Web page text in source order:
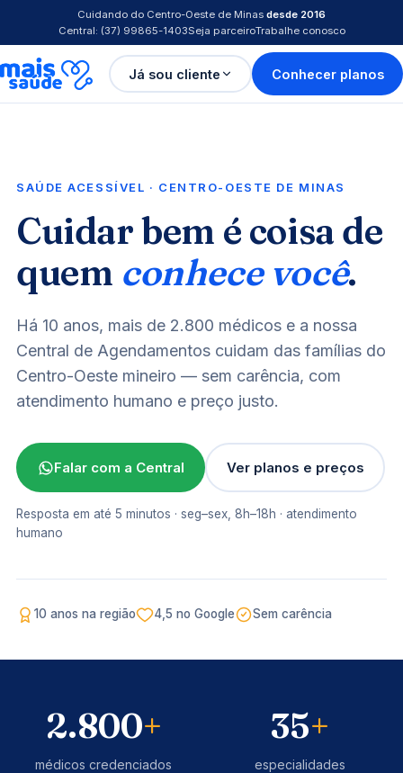
Cuidando do Centro-Oeste de Minas desde 2016
Central: (37) 99865-1403Seja parceiroTrabalhe conosco
Já sou cliente Conhecer planos
SAÚDE ACESSÍVEL · CENTRO-OESTE DE MINAS
Cuidar bem é coisa de
quem conhece você.
Há 10 anos, mais de 2.800 médicos e a nossa
Central de Agendamentos cuidam das famílias do
Centro-Oeste mineiro — sem carência, com
atendimento humano e preço justo.
Falar com a Central Ver planos e preços
Resposta em até 5 minutos · seg–sex, 8h–18h · atendimento
humano
10 anos na região 4,5 no Google Sem carência
para atender você aqui na sua cidade,
Central Mais Saúde · resposta em 5 min
2.800+
médicos credenciados
35+
especialidades